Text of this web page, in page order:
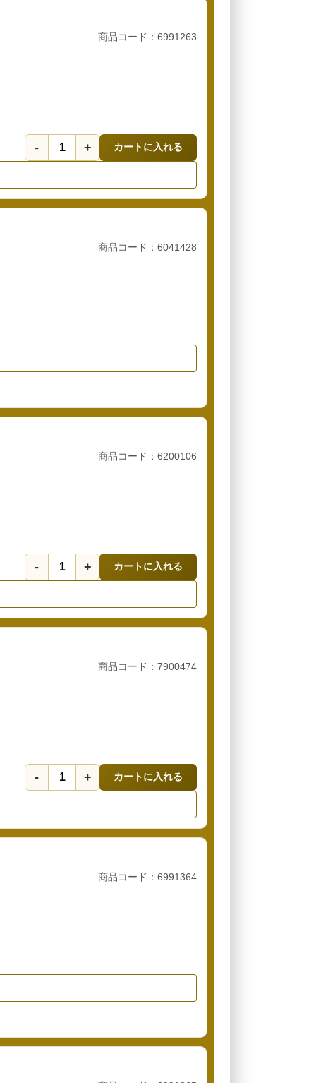
商品コード：6991263
- + カートに入れる
商品コード：6041428
商品コード：6200106
- + カートに入れる
商品コード：7900474
- + カートに入れる
商品コード：6991364